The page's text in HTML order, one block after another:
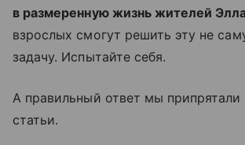
в размеренную жизнь жителей
взрослых смогут решить эту не
задачу. Испытайте себя.
А правильный ответ мы припрятали
статьи.